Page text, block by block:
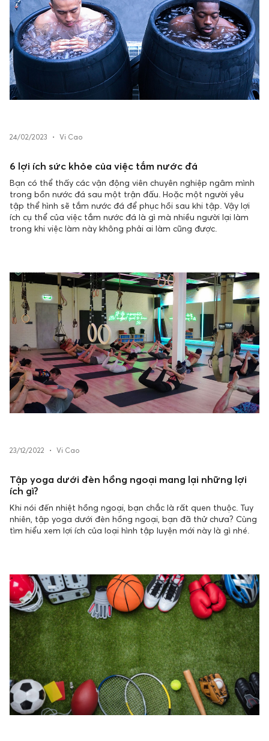
24/02/2023 • Vi Cao
6 lợi ích sức khỏe của việc tắm nước đá
Bạn có thể thấy các vận động viên chuyên nghiệp ngâm mình
trong bồn nước đá sau một trận đấu. Hoặc một người yêu
tập thể hình sẽ tắm nước đá để phục hồi sau khi tập. Vậy lợi
ích cụ thể của việc tắm nước đá là gì mà nhiều người lại làm
trong khi việc làm này không phải ai làm cũng được.
23/12/2022 • Vi Cao
Tập yoga dưới đèn hồng ngoại mang lại những lợi
ích gì?
Khi nói đến nhiệt hồng ngoại, bạn chắc là rất quen thuộc. Tuy
nhiên, tập yoga dưới đèn hồng ngoại, bạn đã thử chưa? Cùng
tìm hiểu xem lợi ích của loại hình tập luyện mới này là gì nhé.